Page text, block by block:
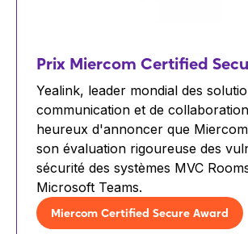
Prix ​​Miercom Certified
Yealink, leader mondial des
communication et de
heureux d'annoncer que
son évaluation rigoureuse des
sécurité des systèmes MVC
Microsoft Teams.
Miercom Certified Secure Award